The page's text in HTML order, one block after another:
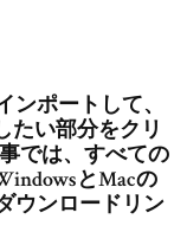
ポートして、
たい部分をクリ
では、すべての
とMacの
ウンロードリン